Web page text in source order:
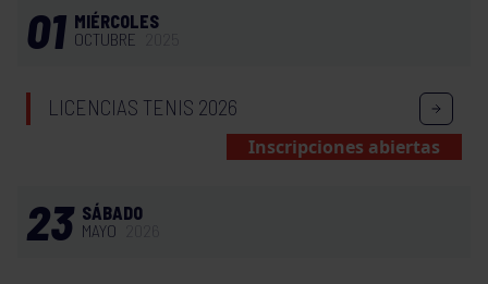
01 MIÉRCOLES
OCTUBRE
LICENCIAS TENIS 2026
Inscripciones abiertas
23 SÁBADO
MAYO